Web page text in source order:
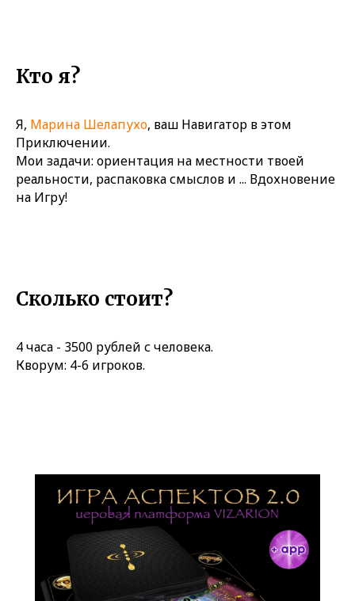
Кто я?
Я, Марина Шелапухо, ваш Навигатор в этом
Приключении.
Мои задачи: ориентация на местности твоей
реальности, распаковка смыслов и ... Вдохновение
на Игру!
Сколько стоит?
4 часа - 3500 рублей с человека.
Кворум: 4-6 игроков.